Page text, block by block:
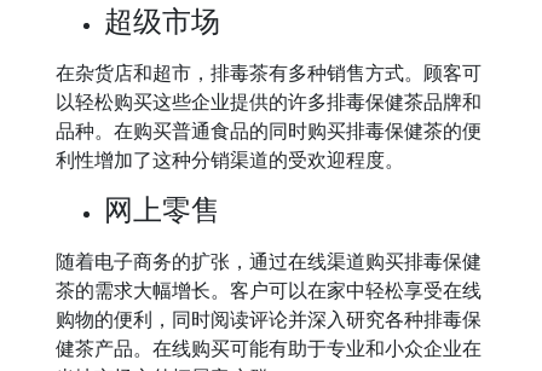
超级市场
在杂货店和超市，排毒茶有多种销售方式。顾客可
以轻松购买这些企业提供的许多排毒保健茶品牌和
品种。在购买普通食品的同时购买排毒保健茶的便
利性增加了这种分销渠道的受欢迎程度。
网上零售
随着电子商务的扩张，通过在线渠道购买排毒保健
茶的需求大幅增长。客户可以在家中轻松享受在线
购物的便利，同时阅读评论并深入研究各种排毒保
健茶产品。在线购买可能有助于专业和小众企业在